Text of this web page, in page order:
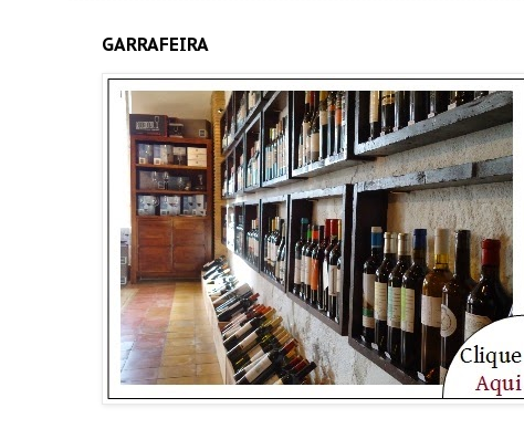
GARRAFEIRA